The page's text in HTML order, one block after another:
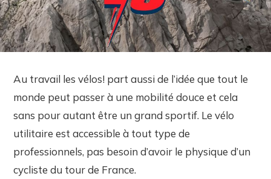
Au travail les vélos! part aussi de l’idée que tout le
monde peut passer à une mobilité douce et cela
sans pour autant être un grand sportif. Le vélo
utilitaire est accessible à tout type de
professionnels, pas besoin d’avoir le physique d’un
cycliste du tour de France.